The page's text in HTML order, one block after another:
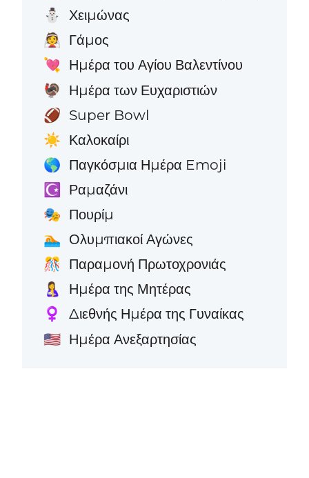
⛄ Χειμώνας
👰 Γάμος
💘 Ημέρα του Αγίου Βαλεντίνου
🦃 Ημέρα των Ευχαριστιών
🏈 Super Bowl
☀️ Καλοκαίρι
🌎 Παγκόσμια Ημέρα Emoji
☪️ Ραμαζάνι
🎭 Πουρίμ
🏊 Ολυμπιακοί Αγώνες
🎊 Παραμονή Πρωτοχρονιάς
🤱 Ημέρα της Μητέρας
♀️ Διεθνής Ημέρα της Γυναίκας
🇺🇸 Ημέρα Ανεξαρτησίας